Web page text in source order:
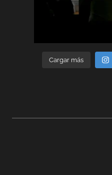
Cargar más